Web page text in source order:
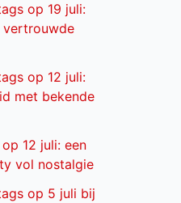
op 19 juli:
vertrouwde
op 12 juli:
met bekende
12 juli: een
vol nostalgie
op 5 juli bij